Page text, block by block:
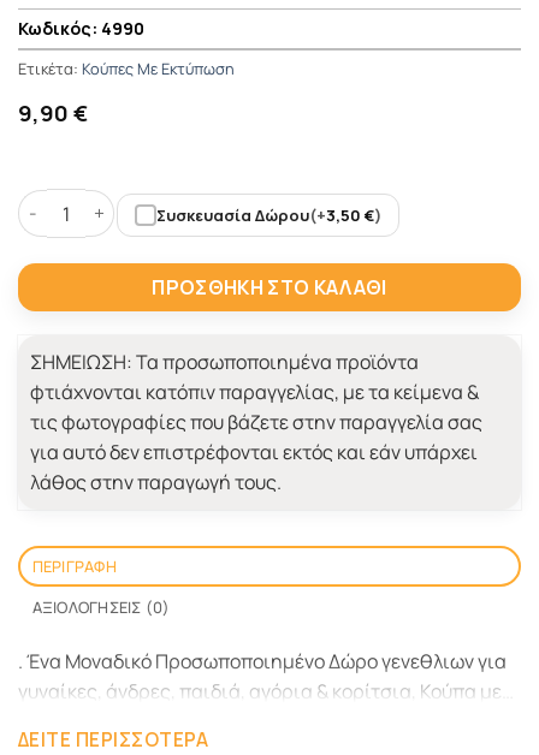
4990
Ετικέτα: Κούπες Με Εκτύπωση
9,90 €
Κούπα Trance Addict ποσότητα
Συσκευασία Δώρου(+3,50 €)
ΠΡΟΣΘΉΚΗ ΣΤΟ ΚΑΛΆΘΙ
ΣΗΜΕΙΩΣΗ:Τα προσωποποιημένα προϊόντα
φτιάχνονται κατόπιν παραγγελίας, με τα κείμενα &
τις φωτογραφίες που βάζετε στην παραγγελία σας
για αυτό δεν επιστρέφονται εκτός και εάν υπάρχει
λάθος στην παραγωγή τους.
ΠΕΡΙΓΡΑΦΉ
ΑΞΙΟΛΟΓΉΣΕΙΣ (0)
. Ένα Μοναδικό Προσωποποιημένο Δώρο γενεθλιων για
γυναίκες, άνδρες, παιδιά, αγόρια & κορίτσια, Κούπα με
ΔΕΊΤΕ ΠΕΡΙΣΣΌΤΕΡΑ